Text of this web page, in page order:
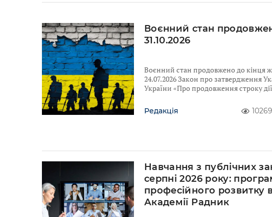
Воєнний стан
31.10.2026
Воєнний стан продовжено до кінця
24.07.2026 Закон про затвердження
України «Про продовження строку
Редакція
Навчання з публічних
серпні 2026 року:
професійного розвитку
Академії Радник